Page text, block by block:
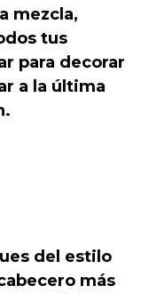
mezcla,
tus
para decorar
a la última
del estilo
más